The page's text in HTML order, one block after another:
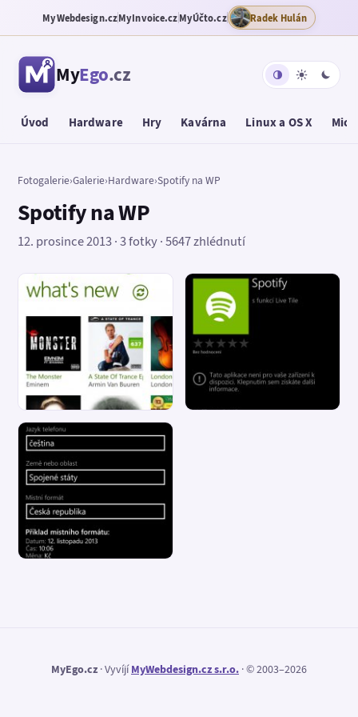
MyWebdesign.czMyInvoice.czMyÚčto.cz Radek Hulán
MyEgo.cz
Úvod Hardware Hry Kavárna Linux a OS X
Fotogalerie›Galerie›Hardware›Spotify na WP
Spotify na WP
12. prosince 2013 · 3 fotky · 5647 zhlédnutí
MyEgo.cz · VyvíjíMyWebdesign.cz s.r.o. · © 2003–2026